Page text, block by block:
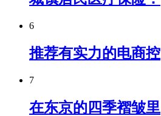
6
推荐有实力的电商控
7
在东京的四季褶皱里